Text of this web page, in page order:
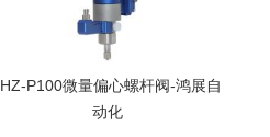
HZ-P100微量偏心螺杆阀-鸿展自
动化